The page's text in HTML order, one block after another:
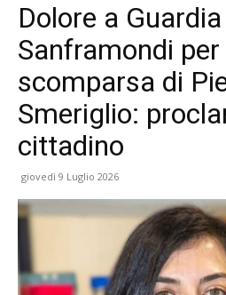
Dolore a Guardia
Sanframondi per
scomparsa di
Smeriglio:
cittadino
giovedì 9 Luglio 2026